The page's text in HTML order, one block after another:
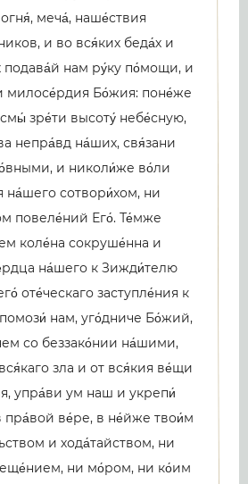
меча́, наше́ствия
и во вся́ких беда́х и
подава́й нам ру́ку по́мощи, и
милосе́рдия Бо́жия: поне́же
зре́ти высоту́ небе́сную,
непра́вд на́ших, свя́зани
и николи́же во́ли
на́шего сотвори́хом, ни
повеле́ний Его́. Те́мже
коле́на сокруше́нна и
на́шего к Зижди́телю
оте́ческаго заступле́ния к
нам, уго́дниче Бо́жий,
со беззако́нии на́шими,
зла и от вся́кия ве́щи
упра́ви ум наш и укрепи́
ве́ре, в не́йже твои́м
и хода́тайством, ни
ни мо́ром, ни ко́им